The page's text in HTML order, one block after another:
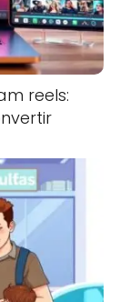
reels: